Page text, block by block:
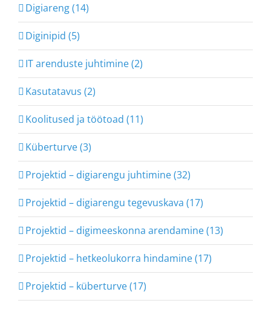
Digiareng (14)
Diginipid (5)
IT arenduste juhtimine (2)
Kasutatavus (2)
Koolitused ja töötoad (11)
Küberturve (3)
Projektid – digiarengu juhtimine (32)
Projektid – digiarengu tegevuskava (17)
Projektid – digimeeskonna arendamine (13)
Projektid – hetkeolukorra hindamine (17)
Projektid – küberturve (17)